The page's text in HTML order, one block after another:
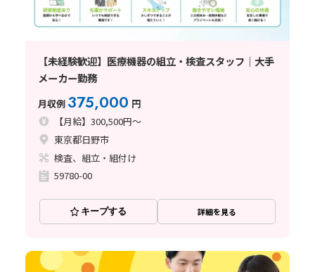
【未経験歓迎】医療機器の組立・検査スタッフ｜大手
メーカー勤務
月収例 375,000 円
【月給】300,500円～
東京都日野市
検査、組立・組付け
59780-00
キープする 詳細を見る